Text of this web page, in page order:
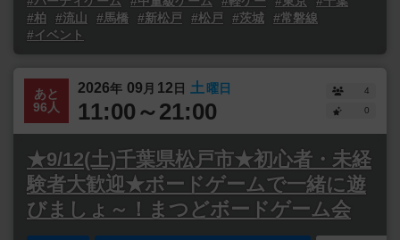
#柏
#流山 #馬橋 #新松戸 #松戸 #茨城
#常磐線
#イベント
あと
96人
2026年 09 月 12日 土曜日
11:00～21:00
4
0
★9/12(土)千葉県松戸市★初心者・未経
験者大歓迎★ボードゲームで一緒に遊
びましょ～！まつどボードゲーム会